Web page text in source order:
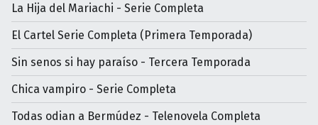
La Hija del Mariachi - Serie Completa
El Cartel Serie Completa (Primera Temporada)
Sin senos si hay paraíso - Tercera Temporada
Chica vampiro - Serie Completa
Todas odian a Bermúdez - Telenovela Completa